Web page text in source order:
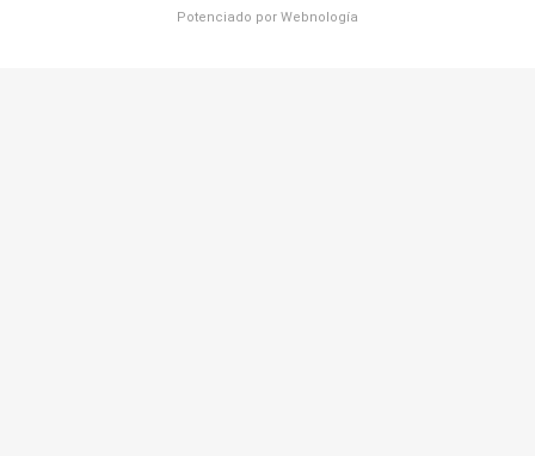
Potenciado por Webnología